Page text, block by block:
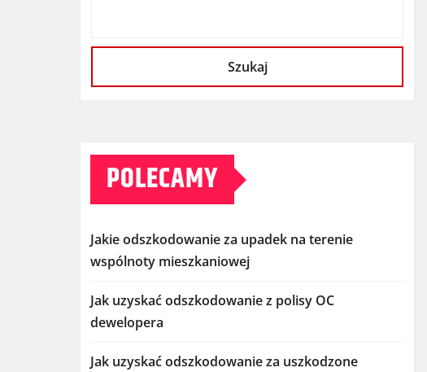
Szukaj
POLECAMY
Jakie odszkodowanie za upadek na terenie
wspólnoty mieszkaniowej
Jak uzyskać odszkodowanie z polisy OC
dewelopera
Jak uzyskać odszkodowanie za uszkodzone